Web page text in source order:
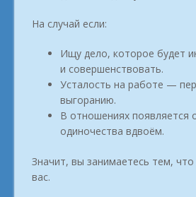
На случай если:
Ищу дело, которое будет
и совершенствовать.
Усталость на работе —
выгоранию.
В отношениях появляется
одиночества вдвоём.
Значит, вы занимаетесь тем,
вас.